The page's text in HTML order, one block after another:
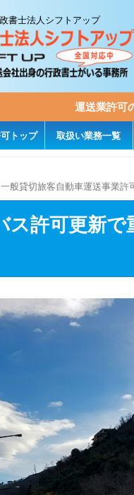
書士法人シフトアップ
運送業許可
トップ 取扱い業務一覧
一般貸切旅客自動車運送事業許
ス許可更新